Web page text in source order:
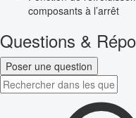
composants à l’arrêt
Questions &
Poser une question